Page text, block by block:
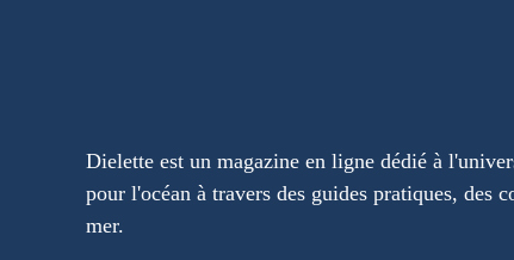
Dielette est un magazine en ligne dédié à
pour l'océan à travers des guides pratiques, des
mer.